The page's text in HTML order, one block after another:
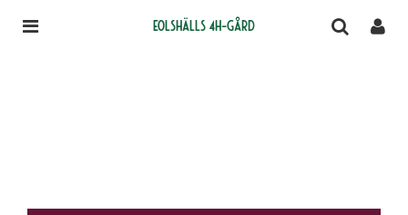
Eolshälls 4H-gård